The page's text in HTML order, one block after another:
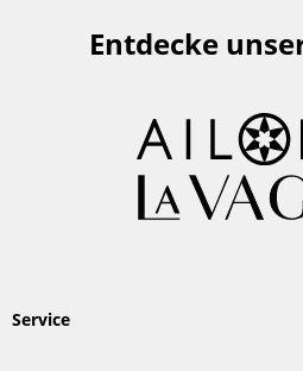
Entdecke
Service